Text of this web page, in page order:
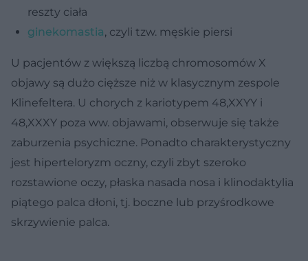
reszty ciała
ginekomastia, czyli tzw. męskie piersi
U pacjentów z większą liczbą chromosomów X
objawy są dużo cięższe niż w klasycznym zespole
Klinefeltera. U chorych z kariotypem 48,XXYY i
48,XXXY poza ww. objawami, obserwuje się także
zaburzenia psychiczne. Ponadto charakterystyczny
jest hiperteloryzm oczny, czyli zbyt szeroko
rozstawione oczy, płaska nasada nosa i klinodaktylia
piątego palca dłoni, tj. boczne lub przyśrodkowe
skrzywienie palca.